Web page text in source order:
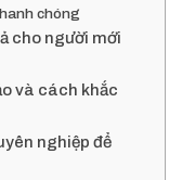
chóng
cho người mới
và cách khắc
nghiệp để